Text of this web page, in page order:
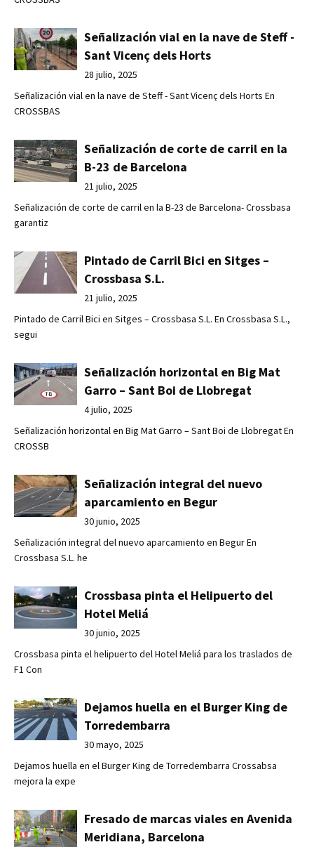
Señalización vial en la nave de Steff -
Sant Vicenç dels Horts
28 julio, 2025
Señalización vial en la nave de Steff - Sant Vicenç dels Horts En
CROSSBAS
Señalización de corte de carril en la
B-23 de Barcelona
21 julio, 2025
Señalización de corte de carril en la B-23 de Barcelona- Crossbasa
garantiz
Pintado de Carril Bici en Sitges –
Crossbasa S.L.
21 julio, 2025
Pintado de Carril Bici en Sitges – Crossbasa S.L. En Crossbasa S.L.,
segui
Señalización horizontal en Big Mat
Garro – Sant Boi de Llobregat
4 julio, 2025
Señalización horizontal en Big Mat Garro – Sant Boi de Llobregat En
CROSSB
Señalización integral del nuevo
aparcamiento en Begur
30 junio, 2025
Señalización integral del nuevo aparcamiento en Begur En
Crossbasa S.L. he
Crossbasa pinta el Helipuerto del
Hotel Meliá
30 junio, 2025
Crossbasa pinta el helipuerto del Hotel Meliá para los traslados de
F1 Con
Dejamos huella en el Burger King de
Torredembarra
30 mayo, 2025
Dejamos huella en el Burger King de Torredembarra Crossabsa
mejora la expe
Fresado de marcas viales en Avenida
Meridiana, Barcelona